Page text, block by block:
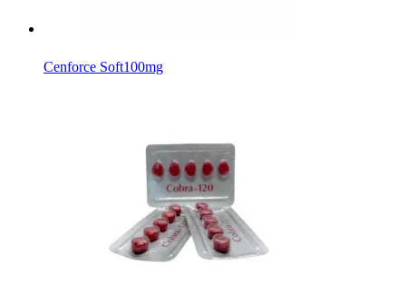
Cenforce Soft100mg